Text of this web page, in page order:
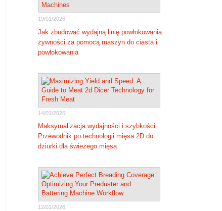
19/01/2026
Jak zbudować wydajną linię powłokowania
żywności za pomocą maszyn do ciasta i
powłokowania
14/01/2026
Maksymalizacja wydajności i szybkości:
Przewodnik po technologii mięsa 2D do
dziurki dla świeżego mięsa
12/01/2026